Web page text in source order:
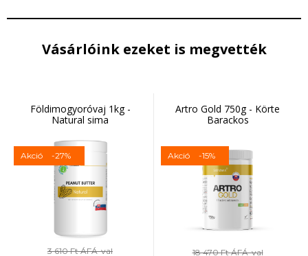
Vásárlóink ezeket is megvették
Földimogyoróvaj 1kg -
Natural sima
Akció -27%
3 610 FtÁFÁ-val
Artro Gold 750g - Körte
Barackos
Akció -15%
18 470 FtÁFÁ-val